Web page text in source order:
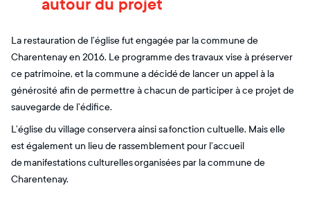
autour du projet
La restauration de l’église fut engagée par la commune de
Charentenay en 2016. Le programme des travaux vise à préserver
ce patrimoine, et la commune a décidé de lancer un appel à la
générosité afin de permettre à chacun de participer à ce projet de
sauvegarde de l’édifice.
L’église du village conservera ainsi sa fonction cultuelle. Mais elle
est également un lieu de rassemblement pour l’accueil
de manifestations culturelles organisées par la commune de
Charentenay.